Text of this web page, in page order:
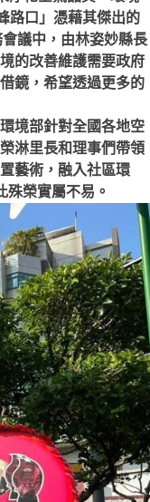
路口」憑藉其傑出的
議中，由林姿妙縣長
的改善維護需要政府
鏡，希望透過更多的
境部針對全國各地空
淋里長和理事們帶領
藝術，融入社區環
榮實屬不易。